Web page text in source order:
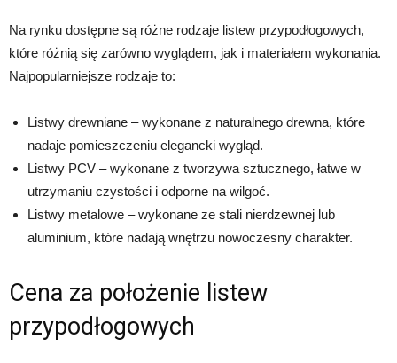
Na rynku dostępne są różne rodzaje listew przypodłogowych,
które różnią się zarówno wyglądem, jak i materiałem wykonania.
Najpopularniejsze rodzaje to:
Listwy drewniane – wykonane z naturalnego drewna, które
nadaje pomieszczeniu elegancki wygląd.
Listwy PCV – wykonane z tworzywa sztucznego, łatwe w
utrzymaniu czystości i odporne na wilgoć.
Listwy metalowe – wykonane ze stali nierdzewnej lub
aluminium, które nadają wnętrzu nowoczesny charakter.
Cena za położenie listew
przypodłogowych